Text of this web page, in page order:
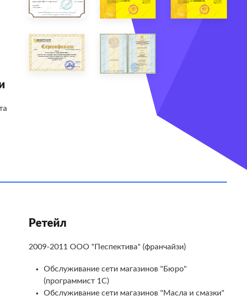
Ретейл
2009-2011 ООО "Песпектива" (франчайзи)
Обслуживание сети магазинов "Бюро"
(программист 1С)
Обслуживание сети магазинов "Масла и смазки"